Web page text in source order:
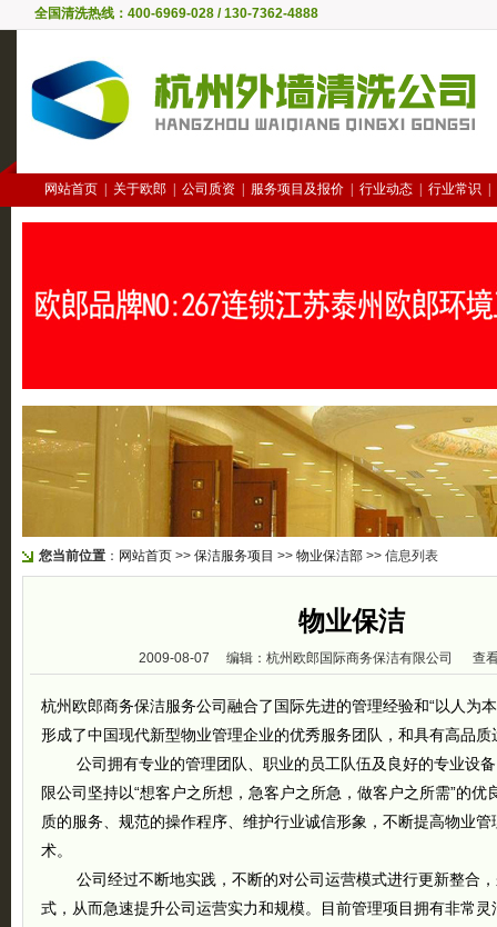
全国清洗热线：400-6969-028 / 130-7362-4888
网站首页 关于欧郎 公司质资 服务项目及报价 行业动态 行业常识
您当前位置 ： 网站首页 >> 保洁服务项目 >> 物业保洁部 >> 信息列表
物业保洁
2009-08-07 编辑：杭州欧郎国际商务保洁有限公司 查
杭州欧郎商务保洁服务公司融合了国际先进的管理经验和“以人为
形成了中国现代新型物业管理企业的优秀服务团队，和具有高品质
公司拥有专业的管理团队、职业的员工队伍及良好的专业设备
限公司坚持以“想客户之所想，急客户之所急，做客户之所需”的优
质的服务、规范的操作程序、维护行业诚信形象，不断提高物业
术。
公司经过不断地实践，不断的对公司运营模式进行更新整合，
式，从而急速提升公司运营实力和规模。目前管理项目拥有非常